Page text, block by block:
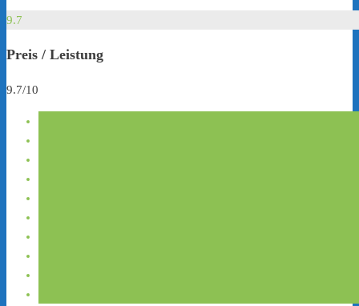
9.7
Preis / Leistung
9.7/10